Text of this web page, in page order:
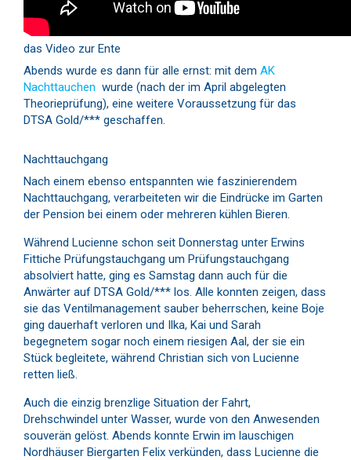
das Video zur Ente
Abends wurde es dann für alle ernst: mit dem AK
Nachttauchen wurde (nach der im April abgelegten
Theorieprüfung), eine weitere Voraussetzung für das
DTSA Gold/*** geschaffen.
Nachttauchgang
Nach einem ebenso entspannten wie faszinierendem
Nachttauchgang, verarbeiteten wir die Eindrücke im Garten
der Pension bei einem oder mehreren kühlen Bieren.
Während Lucienne schon seit Donnerstag unter Erwins
Fittiche Prüfungstauchgang um Prüfungstauchgang
absolviert hatte, ging es Samstag dann auch für die
Anwärter auf DTSA Gold/*** los. Alle konnten zeigen, dass
sie das Ventilmanagement sauber beherrschen, keine Boje
ging dauerhaft verloren und Ilka, Kai und Sarah
begegnetem sogar noch einem riesigen Aal, der sie ein
Stück begleitete, während Christian sich von Lucienne
retten ließ.
Auch die einzig brenzlige Situation der Fahrt,
Drehschwindel unter Wasser, wurde von den Anwesenden
souverän gelöst. Abends konnte Erwin im lauschigen
Nordhäuser Biergarten Felix verkünden, dass Lucienne die